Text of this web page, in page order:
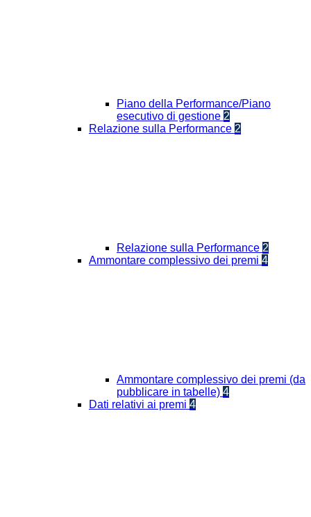
Piano della Performance/Piano
esecutivo di gestione 2
Relazione sulla Performance 2
Relazione sulla Performance 2
Ammontare complessivo dei premi 4
Ammontare complessivo dei premi (da
pubblicare in tabelle) 4
Dati relativi ai premi 4